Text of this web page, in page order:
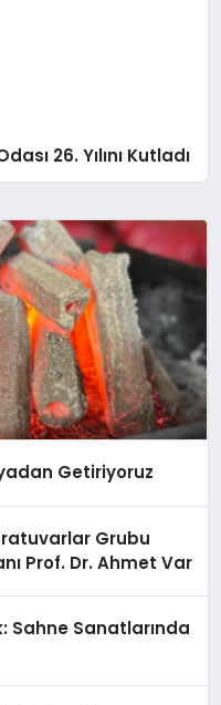
26. Yılını Kutladı
Getiriyoruz
Grubu
Prof. Dr. Ahmet Var
Sahne Sanatlarında